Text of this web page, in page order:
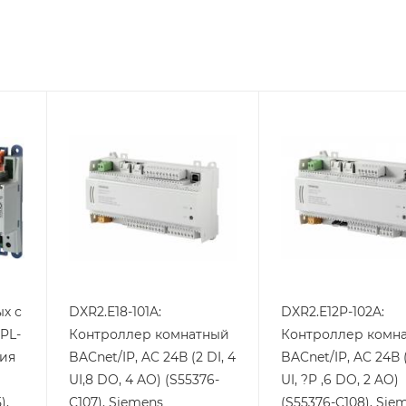
с
Desigo
Кол-во
тиристорных
выходов
выходов
Кол-во
дискретных
входов
DXR2.E18-101A:
Контроллер комнатный
BACnet/IP, AC 24В (2 DI, 4
UI,8 DO, 4 AO) (S55376-
C107), Siemens
Desigo
Кол-во
тиристорных
выходов
выходов
Кол-во
дискретных
входов
DXR2.E12P-102A:
Контроллер
BACnet/IP, AC 24В
UI, ?P ,6 DO, 2 AO)
(S55376-C108),